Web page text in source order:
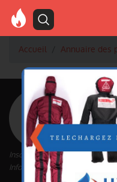
Accueil Annuaire des
<
Inscrit depuis le 02/07/2024 à
Informations mises à jour le